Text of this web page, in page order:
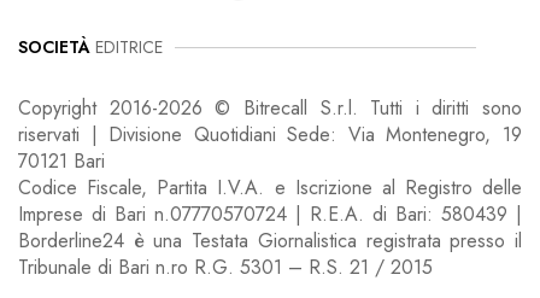
SOCIETÀ EDITRICE
Copyright 2016-2026 © Bitrecall S.r.l. Tutti i diritti sono
riservati | Divisione Quotidiani Sede: Via Montenegro, 19
70121 Bari
Codice Fiscale, Partita I.V.A. e Iscrizione al Registro delle
Imprese di Bari n.07770570724 | R.E.A. di Bari: 580439 |
Borderline24 è una Testata Giornalistica registrata presso il
Tribunale di Bari n.ro R.G. 5301 – R.S. 21 / 2015